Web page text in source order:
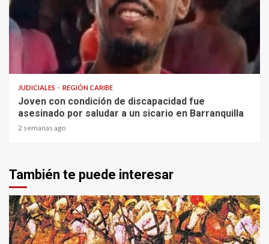
JUDICIALES REGIÓN CARIBE
Joven con condición de discapacidad fue
asesinado por saludar a un sicario en Barranquilla
2 semanas ago
También te puede interesar